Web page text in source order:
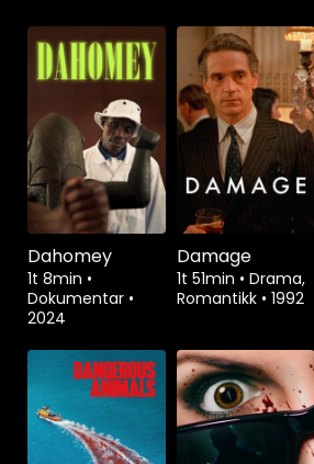
Dahomey
1t 8min •
Dokumentar •
2024
Damage
1t 51min • Drama,
Romantikk • 1992